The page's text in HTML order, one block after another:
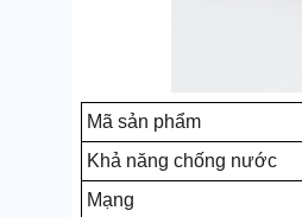
Mã sản phẩm
Khả năng chống nước
Mạng